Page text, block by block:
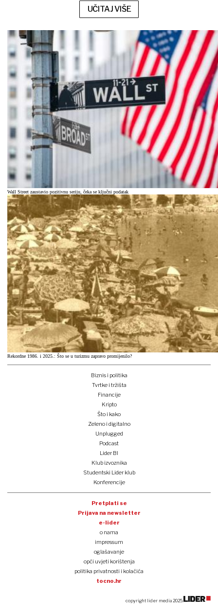
UČITAJ VIŠE
Wall Street zaustavio pozitivnu seriju, čeka se ključni podatak
Rekordne 1986. i 2025.: Što se u turizmu zapravo promijenilo?
Biznis i politika
Tvrtke i tržišta
Financije
Kripto
Što i kako
Zeleno i digitalno
Unplugged
Podcast
Lider BI
Klub izvoznika
Studentski Lider klub
Konferencije
Pretplati se
Prijava na newsletter
e-lider
o nama
impressum
oglašavanje
opći uvjeti korištenja
politika privatnosti i kolačića
tocno.hr
copyright lider media 2025.